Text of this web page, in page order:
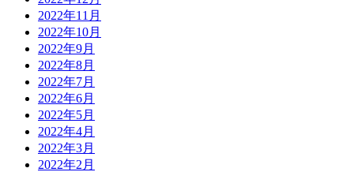
2022年11月
2022年10月
2022年9月
2022年8月
2022年7月
2022年6月
2022年5月
2022年4月
2022年3月
2022年2月